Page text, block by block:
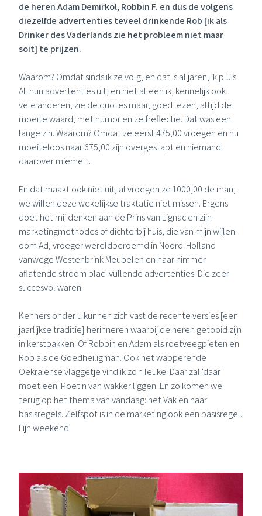
de herenAdam Demirkol, Robbin F. en dus de volgens
diezelfde advertenties teveel drinkende Rob [ik als
Drinker des Vaderlands zie het probleem niet maar
soit] te prijzen.
Waarom? Omdat sinds ik ze volg, en dat is al jaren, ik pluis
AL hun advertenties uit, en niet alleen ik, kennelijk ook
vele anderen, zie de quotes maar, goed lezen, altijd de
moeite waard, met humor en zelfreflectie. Dat was een
lange zin. Waarom? Omdat ze eerst 475,00 vroegen en nu
moeiteloos naar 675,00 zijn overgestapt en niemand
daarover miemelt.
En dat maakt ook niet uit, al vroegen ze 1000,00 de man,
we willen deze wekelijkse traktatie niet missen. Ergens
doet het mij denken aan de Prins van Lignac en zijn
marketingmethodes of dichterbij huis, die van mijn wijlen
oom Ad, vroeger wereldberoemd in Noord-Holland
vanwege Westenbrink Meubelen en haar nimmer
aflatende stroom blad-vullende advertenties. Die zeer
succesvol waren.
Kenners onder u kunnen zich vast de recente versies [een
jaarlijkse traditie] herinneren waarbij de heren getooid zijn
in kerstpakken. Of Robbin en Adam als roetveegpieten en
Rob als de Goedheiligman. Ook het wapperende
Oekraïense vlaggetje vind ik zo'n leuke. Daar zal 'daar
moet een' Poetin van wakker liggen. En zo komen we
terug op het thema van vandaag: het Vak en haar
basisregels. Zelfspot is in de marketing ook een basisregel.
Fijn weekend!